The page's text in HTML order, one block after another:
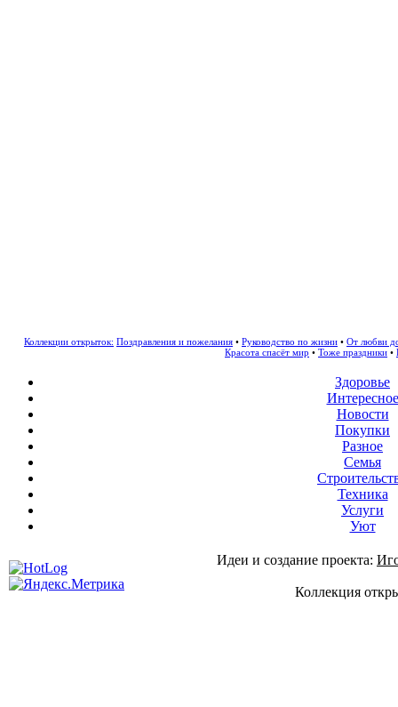
Коллекции открыток: Поздравления и пожелания • Руководство по жизни • От любви
Красота спасёт мир • Тоже праздники •
Здоровье
Интересное
Новости
Покупки
Разное
Семья
Техника
Услуги
Уют
Идеи и создание проекта:
Коллекция